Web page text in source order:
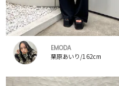
EMODA
栗原あいり/162cm